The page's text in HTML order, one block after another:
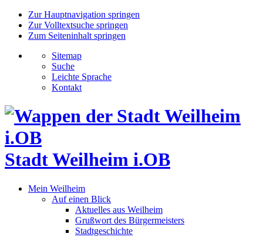
Zur Hauptnavigation springen
Zur Volltextsuche springen
Zum Seiteninhalt springen
Sitemap
Suche
Leichte Sprache
Kontakt
Stadt Weilheim i.OB
Mein Weilheim
Auf einen Blick
Aktuelles aus Weilheim
Grußwort des Bürgermeisters
Stadtgeschichte